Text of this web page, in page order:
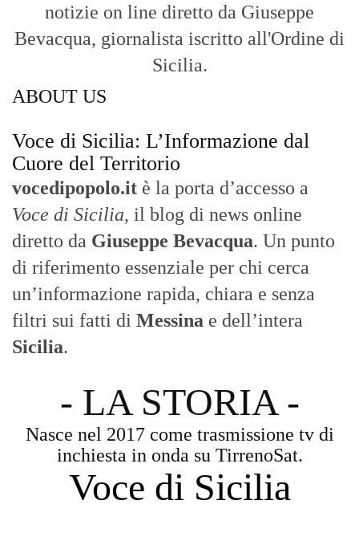
notizie on line diretto da Giuseppe
Bevacqua, giornalista iscritto all'Ordine di
Sicilia.
ABOUT US
Voce di Sicilia: L’Informazione dal
Cuore del Territorio
vocedipopolo.it è la porta d’accesso a
Voce di Sicilia, il blog di news online
diretto da Giuseppe Bevacqua. Un punto
di riferimento essenziale per chi cerca
un’informazione rapida, chiara e senza
filtri sui fatti di Messina e dell’intera
Sicilia.
- LA STORIA -
Nasce nel 2017 come trasmissione tv di
inchiesta in onda su TirrenoSat.
Voce di Sicilia